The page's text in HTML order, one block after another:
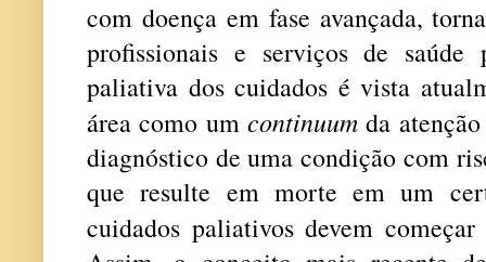
com doença em fase avançada,
profissionais e serviços de saúde
paliativa dos cuidados é vista
área como um continuumda
diagnóstico de uma condição com
que resulte em morte em um
cuidados paliativos devem